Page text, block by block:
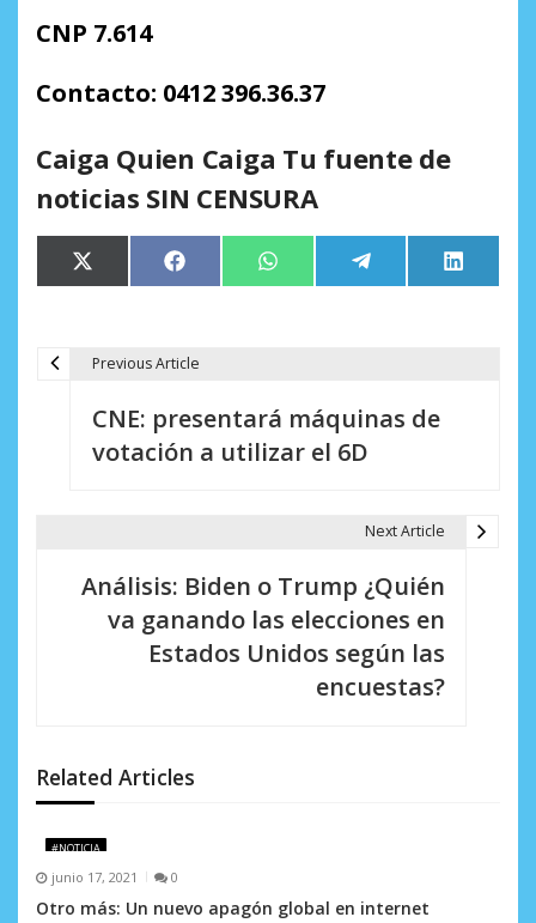
CNP 7.614
Contacto: 0412 396.36.37
Caiga Quien Caiga Tu fuente de
noticias SIN CENSURA
Compartir
en
X
(Twitter)
Compartir
en
Facebook Compartir
en
WhatsApp Compartir
en
Telegram
en
LinkedIn
n
d
e
e
Previous Article
CNE: presentará máquinas de
votación a utilizar el 6D
Next Article
Análisis: Biden o Trump ¿Quién
va ganando las elecciones en
Estados Unidos según las
encuestas?
Related Articles
#NOTICIA
junio 17, 2021 0
Otro más: Un nuevo apagón global en internet